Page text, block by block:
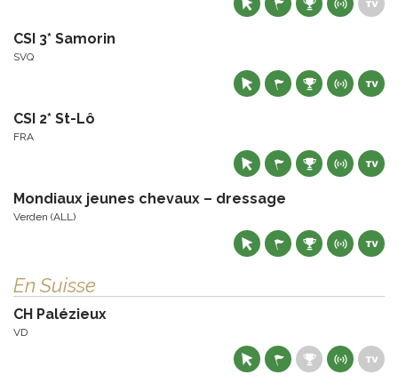
CSI 3* Samorin
SVQ
CSI 2* St-Lô
FRA
Mondiaux jeunes chevaux – dressage
Verden (ALL)
En Suisse
CH Palézieux
VD